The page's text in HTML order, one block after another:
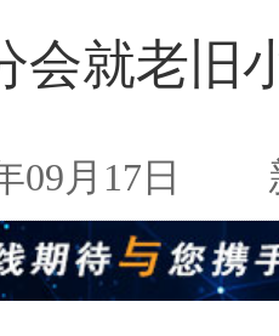
会就老旧
09月17日